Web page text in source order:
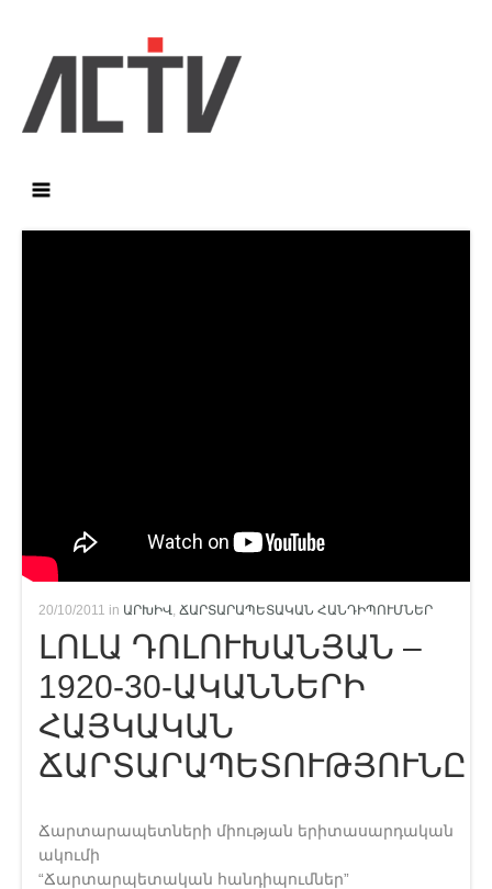
20/10/2011 in ԱՐԽԻՎ ՃԱՐՏԱՐԱՊԵՏԱԿԱՆ ՀԱՆԴԻՊՈՒՄՆԵՐ
ԼՈԼԱ ԴՈԼՈՒԽԱՆՅԱՆ –
1920-30-ԱԿԱՆՆԵՐԻ
ՀԱՅԿԱԿԱՆ
ՃԱՐՏԱՐԱՊԵՏՈՒԹՅՈՒՆԸ
Ճարտարապետների միության երիտասարդական
ակումի
“Ճարտարպետական հանդիպումներ”